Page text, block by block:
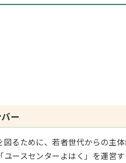
ー
るために、若者世代からの主
ースセンターよはく」を運営